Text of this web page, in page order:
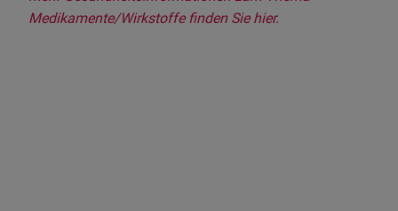
Medikamente/Wirkstoffe finden Sie hier.